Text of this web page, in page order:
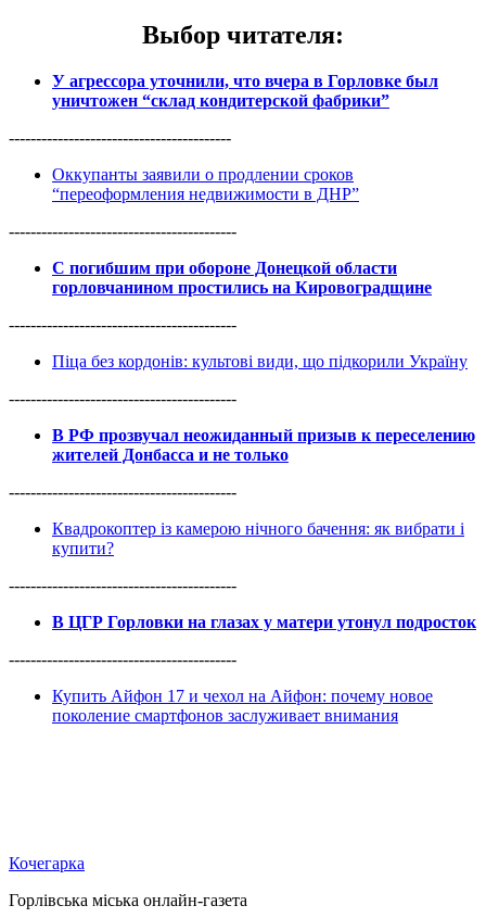
Выбор читателя:
У агрессора уточнили, что вчера в Горловке был
уничтожен “склад кондитерской фабрики”
-----------------------------------------
Оккупанты заявили о продлении сроков
“переоформления недвижимости в ДНР”
------------------------------------------
С погибшим при обороне Донецкой области
горловчанином простились на Кировоградщине
------------------------------------------
Піца без кордонів: культові види, що підкорили Україну
------------------------------------------
В РФ прозвучал неожиданный призыв к переселению
жителей Донбасса и не только
------------------------------------------
Квадрокоптер із камерою нічного бачення: як вибрати і
купити?
------------------------------------------
В ЦГР Горловки на глазах у матери утонул подросток
------------------------------------------
Купить Айфон 17 и чехол на Айфон: почему новое
поколение смартфонов заслуживает внимания
Кочегарка
Горлівська міська онлайн-газета